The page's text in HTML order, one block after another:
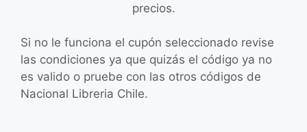
precios.
Si no le funciona el cupón seleccionado revise
las condiciones ya que quizás el código ya no
es valido o pruebe con las otros códigos de
Nacional Libreria Chile.